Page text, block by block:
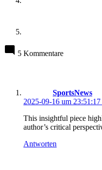
5 Kommentare
SportsNews
2025-09-16 um
This insightful piece
author’s critical
Antworten